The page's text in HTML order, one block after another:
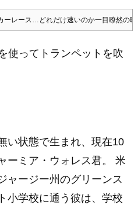
ーレース…どれだけ速いのか一目瞭然の映
使ってトランペットを吹
い状態で生まれ、現在10
ーミア・ウォレス君。 米
ャージー州のグリーンス
小学校に通う彼は、学校